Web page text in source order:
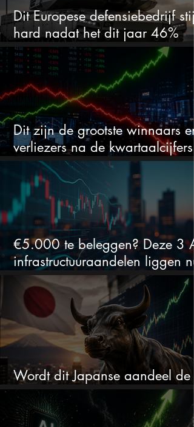
Dit Europese defensiebedrijf
hard nadat het dit jaar 46%
daalde: mooie koopkans?
Dit zijn de grootste winnaars en
verliezers na de kwartaalcijfers
(2 springen eruit)
€5.000 te beleggen? Deze 3
infrastructuuraandelen liggen nu
in de uitverkoop
Wordt dit Japanse aandeel de
comeback kid van 2026?